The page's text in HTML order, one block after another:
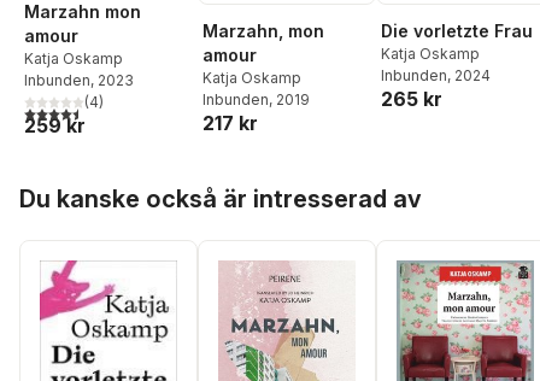
Marzahn mon
amour
Katja Oskamp
Inbunden, 2023
4,5utav 5 stjärnor. Totalt antal röster:
(4)
259 kr
Marzahn, mon
amour
Katja Oskamp
Inbunden, 2019
217 kr
Die vorletzte Frau
Katja Oskamp
Inbunden, 2024
265 kr
Du kanske också är intresserad av